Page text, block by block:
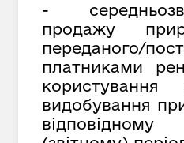
-
продажу
переданого/
платниками
видобування